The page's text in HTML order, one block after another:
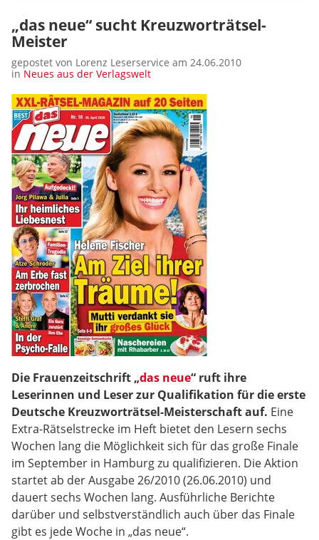
„das neue“ sucht Kreuzworträtsel-
Meister
gepostet von Lorenz Leserservice am 24.06.2010
in Neues aus der Verlagswelt
Die Frauenzeitschrift „das neue“ ruft ihre
Leserinnen und Leser zur Qualifikation für die erste
Deutsche Kreuzworträtsel-Meisterschaft auf. Eine
Extra-Rätselstrecke im Heft bietet den Lesern sechs
Wochen lang die Möglichkeit sich für das große Finale
im September in Hamburg zu qualifizieren. Die Aktion
startet ab der Ausgabe 26/2010 (26.06.2010) und
dauert sechs Wochen lang. Ausführliche Berichte
darüber und selbstverständlich auch über das Finale
gibt es jede Woche in „das neue“.